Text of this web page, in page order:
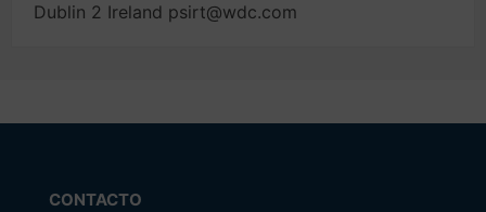
Dublin 2 Ireland psirt@wdc.com
CONTACTO